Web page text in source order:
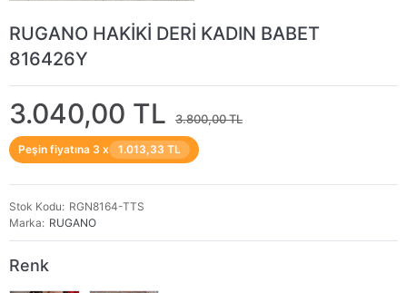
RUGANO HAKİKİ DERİ KADIN BABET
816426Y
3.040,00 TL 3.800,00 TL
Peşin fiyatına 3 x 1.013,33 TL
Stok Kodu
RGN8164-TTS
Marka
RUGANO
Renk